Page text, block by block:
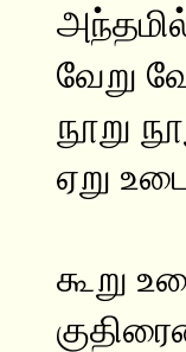
வேறு
நூறு
ஏறு
கூறு